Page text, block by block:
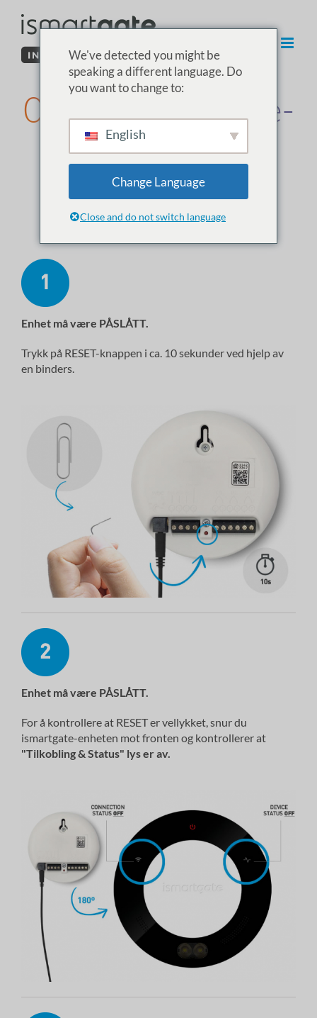
innhold
02. ISG PRO/Lite-
installasjon fra
Windows
Enhet måvære PÅSLÅTT.
Trykk på RESET-knappen i ca. 10 sekunder ved hjelp av
en binders.
Enhet måvære PÅSLÅTT.
For å kontrollere at RESET er vellykket, snur du
ismartgate-enheten mot fronten og kontrollerer at
"Tilkobling& Status" lyser av.
We've detected you might be
speaking a different language. Do
you want to change to:
English
Change Language
Close and do not switch language